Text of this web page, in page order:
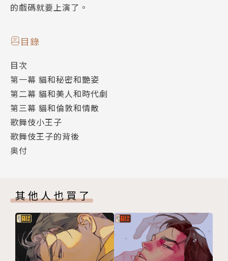
的戲碼就要上演了。
目錄
目次
第一幕 貓和秘密和艷姿
第二幕 貓和美人和時代劇
第三幕 貓和倫敦和情敵
歌舞伎小王子
歌舞伎王子的背後
奥付
其他人也買了